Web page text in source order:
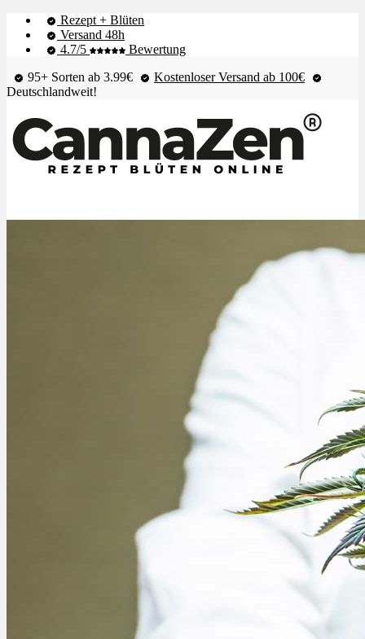
Rezept + Blüten
Versand 48h
4.7/5
Bewertung
95+ Sorten ab 3.99€
Kostenloser Versand ab 100€
Deutschlandweit!
Chronische Schmerzen
Angststörungen